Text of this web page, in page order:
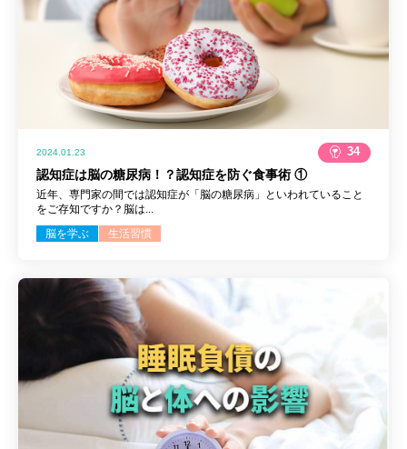
2024.01.23 34
認知症は脳の糖尿病！？認知症を防ぐ食事術 ①
近年、専門家の間では認知症が「脳の糖尿病」といわれていること
をご存知ですか？脳は...
脳を学ぶ
生活習慣